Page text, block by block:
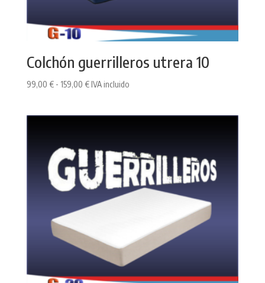
Colchón guerrilleros utrera 10
99,00 € - 159,00 €Rango
hasta
159,00 €
IVA incluido